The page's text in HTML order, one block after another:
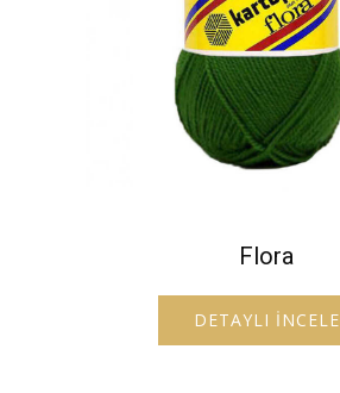
Flora
DETAYLI İNCELE